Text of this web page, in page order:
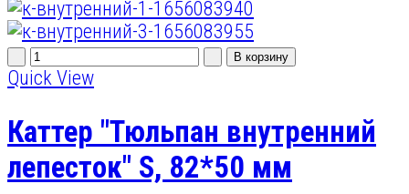
Quick View
Каттер "Тюльпан внутренний
лепесток" S, 82*50 мм